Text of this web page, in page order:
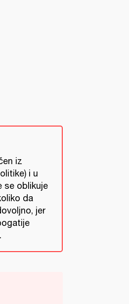
iz
i u
se oblikuje
da
jer